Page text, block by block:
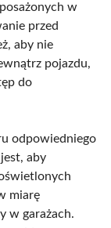
w
przed
aby nie
pojazdu,
do
odpowiedniego
aby
miarę
w garażach.